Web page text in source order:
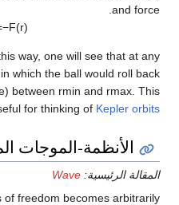
and force.
−F(r)
way, one will see that at any
which the ball would roll back
between rmin and rmax. This
for thinking of Kepler orbits
الأنظمة-الموجات
المقالة الرئيسية: Wave
freedom becomes arbitrarily